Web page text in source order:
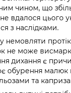
чином, що
вдалося цього
з наслідками.
немовляти
не може
дихання є
обурення
та